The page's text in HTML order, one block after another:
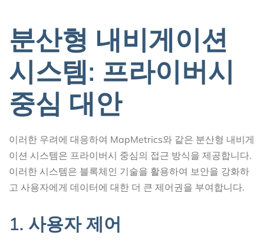
분산형 내비게이션
시스템: 프라이버시
중심 대안
이러한 우려에 대응하여 MapMetrics와 같은 분산형 내비게
이션 시스템은 프라이버시 중심의 접근 방식을 제공합니다.
이러한 시스템은 블록체인 기술을 활용하여 보안을 강화하
고 사용자에게 데이터에 대한 더 큰 제어권을 부여합니다.
1. 사용자 제어